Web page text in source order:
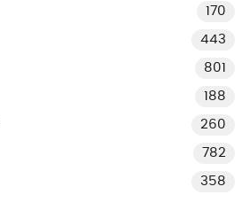
170
443
801
188
260
782
358